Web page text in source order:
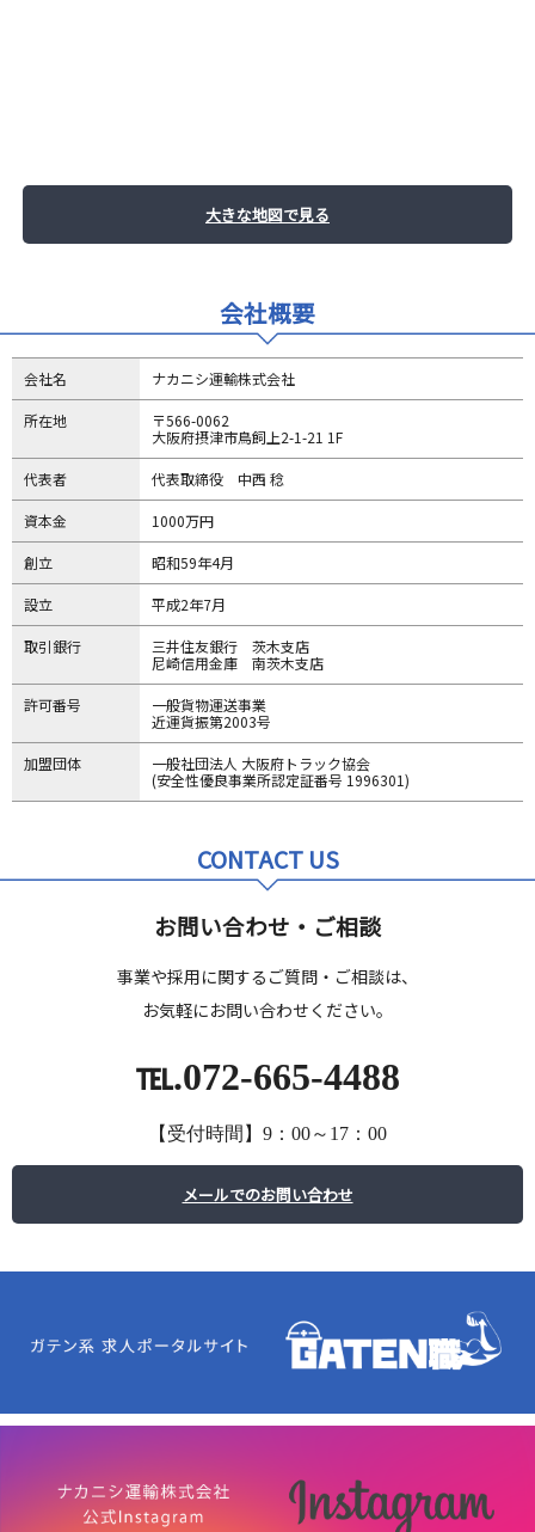
大きな地図で見る
会社概要
会社名 ナカニシ運輸株式会社
所在地
〒566-0062
大阪府摂津市鳥飼上2-1-21 1F
代表者 代表取締役 中西 稔
資本金 1000万円
創立 昭和59年4月
設立 平成2年7月
取引銀行
三井住友銀行 茨木支店
尼崎信用金庫 南茨木支店
許可番号
一般貨物運送事業
近運貨振第2003号
加盟団体
一般社団法人 大阪府トラック協会
(安全性優良事業所認定証番号 1996301)
CONTACT US
お問い合わせ・ご相談
事業や採用に関するご質問・ご相談は、
お気軽にお問い合わせください。
℡.072-665-4488
【受付時間】9：00～17：00
メールでのお問い合わせ